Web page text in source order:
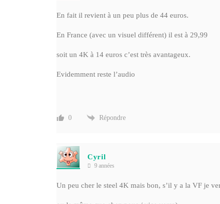
En fait il revient à un peu plus de 44 euros.
En France (avec un visuel différent) il est à 29,99
soit un 4K à 14 euros c’est très avantageux.
Evidemment reste l’audio
0 Répondre
Cyril
9 années
Un peu cher le steel 4K mais bon, s’il y a la VF je